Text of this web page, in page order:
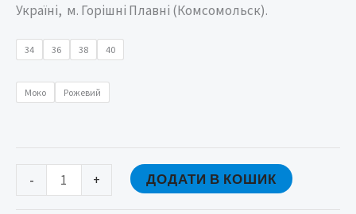
Україні, м. Горішні Плавні (Комсомольск).
34 36 38 40
Моко Рожевий
- + ДОДАТИ В КОШИК